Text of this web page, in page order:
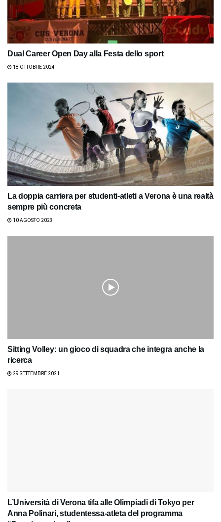
Dual Career Open Day alla Festa dello sport
18 OTTOBRE 2024
La doppia carriera per studenti-atleti a Verona è una realtà
sempre più concreta
10 AGOSTO 2023
Sitting Volley: un gioco di squadra che integra anche la
ricerca
29 SETTEMBRE 2021
L’Università di Verona tifa alle Olimpiadi di Tokyo per
Anna Polinari, studentessa-atleta del programma